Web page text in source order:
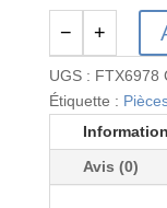
quantité
de
FTX
ZORRO
CENTRE
− +
UGS : FTX6978
Étiquette :
Avis (0)